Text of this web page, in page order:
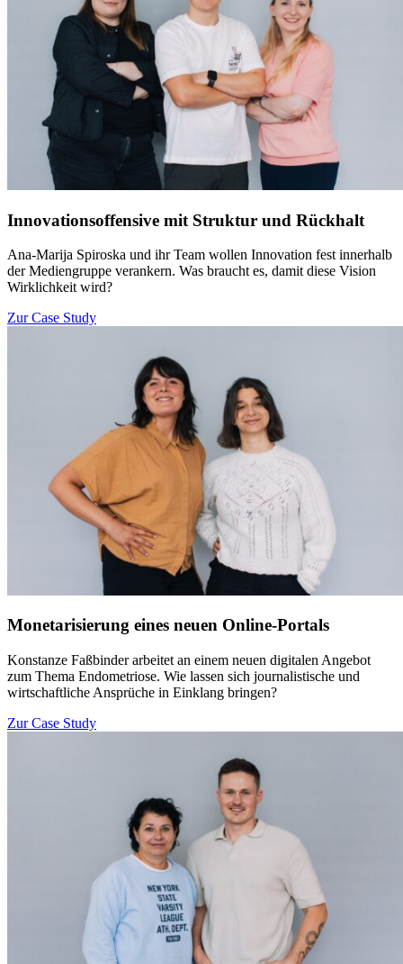
Innovationsoffensive mit Struktur und Rückhalt
Ana-Marija Spiroska und ihr Team wollen Innovation fest innerhalb
der Mediengruppe verankern. Was braucht es, damit diese Vision
Wirklichkeit wird?
Zur Case Study
Monetarisierung eines neuen Online-Portals
Konstanze Faßbinder arbeitet an einem neuen digitalen Angebot
zum Thema Endometriose. Wie lassen sich journalistische und
wirtschaftliche Ansprüche in Einklang bringen?
Zur Case Study